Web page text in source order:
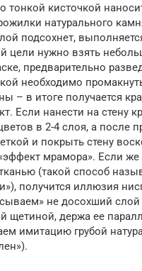
тонкой кисточкой
натурального
подсохнет,
цели нужно взять
предварительно
необходимо
– в итоге получается
Если нанести на стену
в 2-4 слоя, а после
и покрыть стену
мрамора». Если же
(такой способ
получится иллюзия
не досохший слой
щетиной, держа ее
имитацию грубой